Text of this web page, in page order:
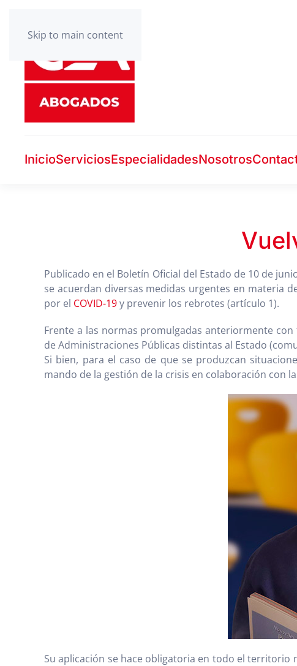
Skip to main content
InicioServiciosEspecialidadesNosotros
Publicado en el Boletín Oficial del Estado de 10 de
se acuerdan diversas medidas urgentes en materia
por el COVID-19y prevenir los rebrotes (artículo 1).
Frente a las normas promulgadas anteriormente
de Administraciones Públicas distintas al Estado
Si bien, para el caso de que se produzcan
mando de la gestión de la crisis en colaboración con
Su aplicación se hace obligatoria en todo el territorio